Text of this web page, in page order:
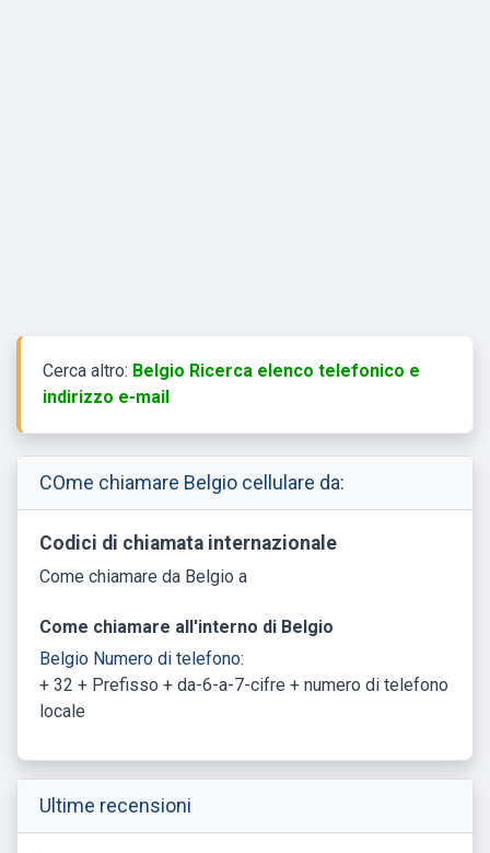
Cerca altro: Belgio Ricerca elenco telefonico e
indirizzo e-mail
COme chiamare Belgio cellulare da:
Codici di chiamata internazionale
Come chiamare da Belgio a
Come chiamare all'interno di Belgio
Belgio Numero di telefono:
+ 32 + Prefisso + da-6-a-7-cifre + numero di telefono
locale
Ultime recensioni